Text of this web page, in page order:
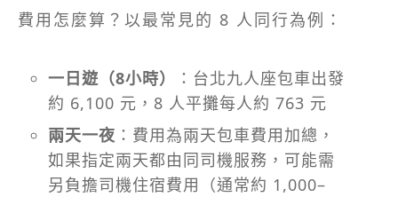
費用怎麼算？以最常見的 8 人同行為例：
一日遊（8小時）
：台北九人座包車出發
約 6,100 元，8 人平攤每人約 763 元
兩天一夜 ：費用為兩天包車費用加總，
如果指定兩天都由同司機服務，可能需
另負擔司機住宿費用（通常約 1,000–